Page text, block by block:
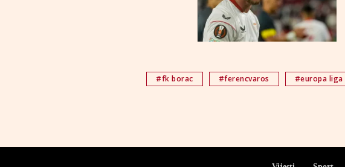
#fk borac #ferencvaros #europa liga